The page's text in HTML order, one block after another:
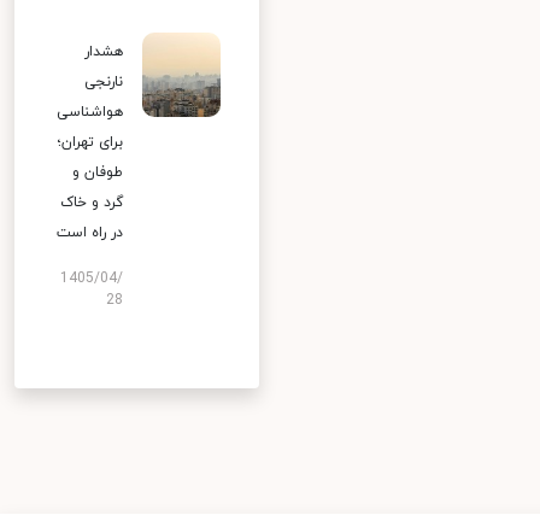
هشدار
نارنجی
هواشناسی
برای تهران؛
طوفان و
گرد و خاک
در راه است
1405/04/
28